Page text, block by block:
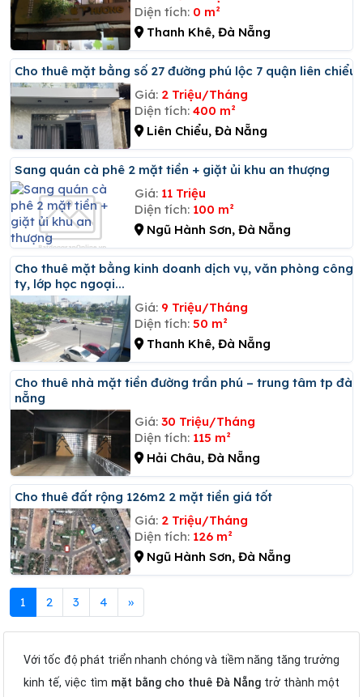
Diện tích: 0 m²
Thanh Khê, Đà Nẵng
Cho thuê mặt bằng số 27 đường phú lộc 7 quận liên chiểu
Giá: 2 Triệu/Tháng
Diện tích: 400 m²
Liên Chiểu, Đà Nẵng
Sang quán cà phê 2 mặt tiền + giặt ủi khu an thượng
Giá: 11 Triệu
Diện tích: 100 m²
Ngũ Hành Sơn, Đà Nẵng
Cho thuê mặt bằng kinh doanh dịch vụ, văn phòng công
ty, lớp học ngoại...
Giá: 9 Triệu/Tháng
Diện tích: 50 m²
Thanh Khê, Đà Nẵng
Cho thuê nhà mặt tiền đường trần phú – trung tâm tp đà
nẵng
Giá: 30 Triệu/Tháng
Diện tích: 115 m²
Hải Châu, Đà Nẵng
Cho thuê đất rộng 126m2 2 mặt tiền giá tốt
Giá: 2 Triệu/Tháng
Diện tích: 126 m²
Ngũ Hành Sơn, Đà Nẵng
1 2 3 4 »
Với tốc độ phát triển nhanh chóng và tiềm năng tăng trưởng
kinh tế, việc tìm mặt bằng cho thuê Đà Nẵng trở thành một